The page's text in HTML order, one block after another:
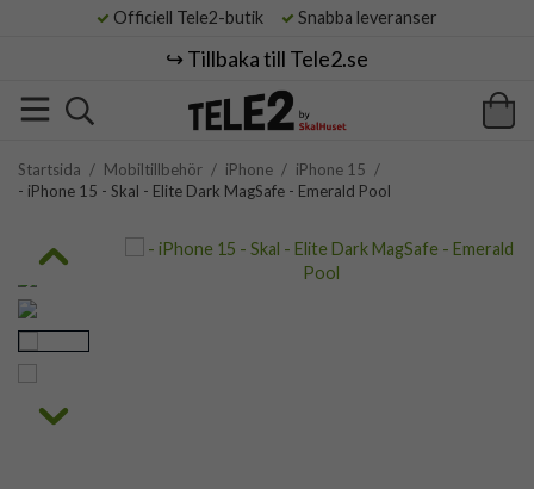
Officiell Tele2-butik Snabba leveranser
↪️ Tillbaka till Tele2.se
Startsida / Mobiltillbehör / iPhone / iPhone 15 /
- iPhone 15 - Skal - Elite Dark MagSafe - Emerald Pool